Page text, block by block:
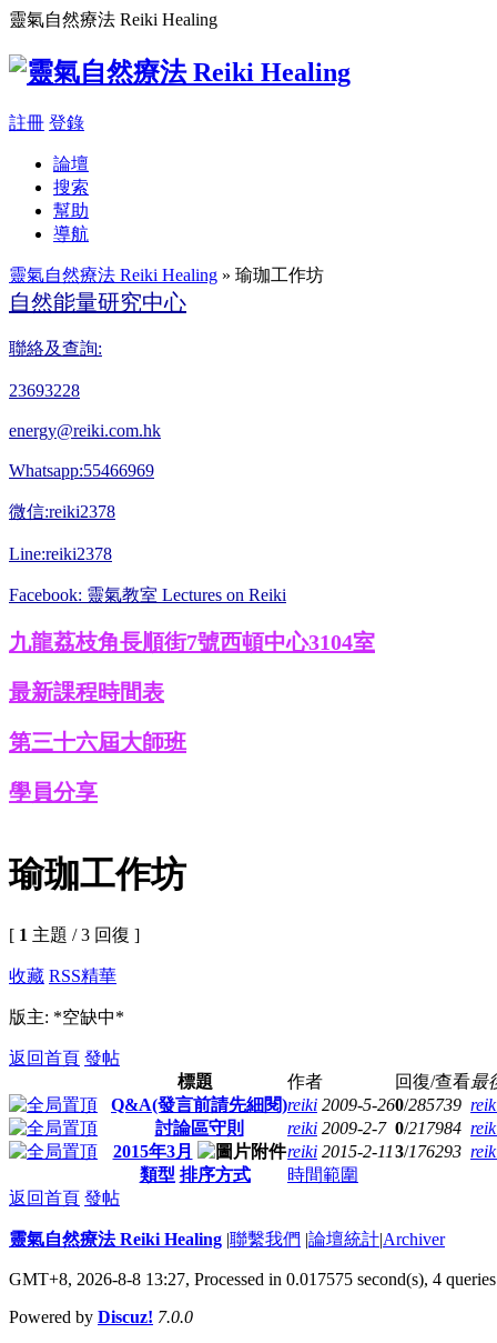
靈氣自然療法 Reiki Healing
註冊 登錄
論壇
搜索
幫助
導航
靈氣自然療法 Reiki Healing » 瑜珈工作坊
自然能量研究中心
聯絡及查詢:
23693228
energy@reiki.com.hk
Whatsapp:55466969
微信:reiki2378
Line:reiki2378
Facebook: 靈氣教室 Lectures on Reiki
九龍荔枝角長順街7號西頓中心3104室
最新課程時間表
第三十六屆大師班
學員分享
瑜珈工作坊
[ 1 主題 / 3 回復 ]
收藏 RSS精華
版主: *空缺中*
返回首頁 發帖
標題
作者 回復/查看最
Q&A(發言前請先細閱)reiki 2009-5-260/285739
討論區守則
reiki 2009-2-7 0/217984
2015年3月
reiki 2015-2-113/176293
類型 排序方式
時間範圍
返回首頁 發帖
靈氣自然療法 Reiki Healing |聯繫我們 |論壇統計|Archiver
GMT+8, 2026-8-8 13:27, Processed in 0.017575 second(s), 4 queries
Powered by Discuz! 7.0.0